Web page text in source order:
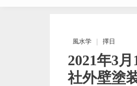
風水学 擇日
2021年3
社外壁塗